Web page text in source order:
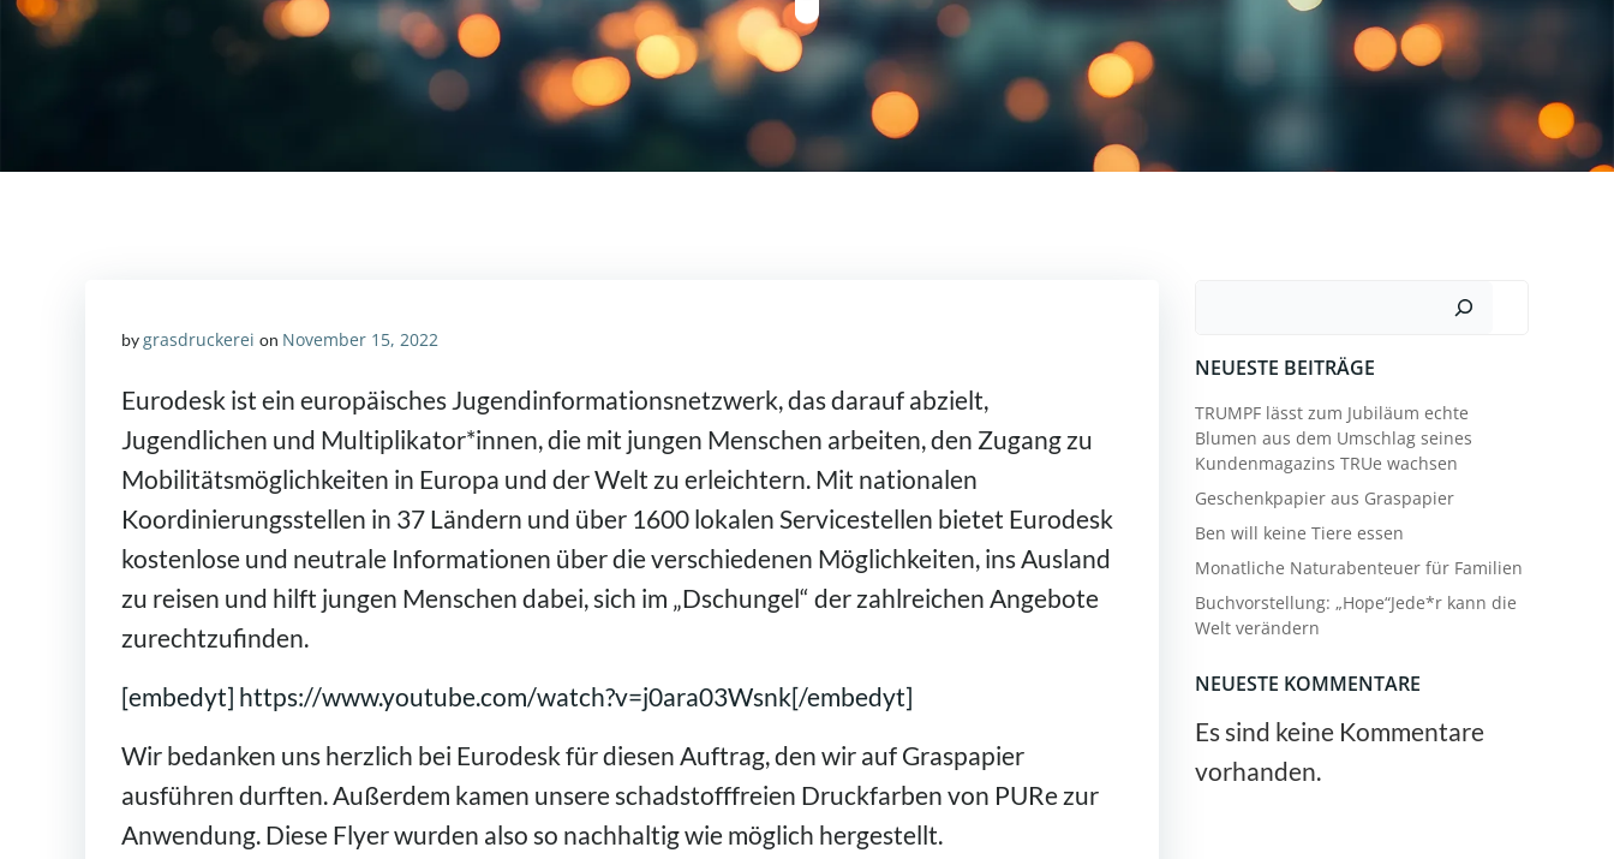
bygrasdruckerei on November 15, 2022
Eurodesk ist ein europäisches Jugendinformationsnetzwerk, das darauf abzielt,
Jugendlichen und Multiplikator*innen, die mit jungen Menschen arbeiten, den Zugang zu
Mobilitätsmöglichkeiten in Europa und der Welt zu erleichtern. Mit nationalen
Koordinierungsstellen in 37 Ländern und über 1600 lokalen Servicestellen bietet Eurodesk
kostenlose und neutrale Informationen über die verschiedenen Möglichkeiten, ins Ausland
zu reisen und hilft jungen Menschen dabei, sich im „Dschungel“ der zahlreichen Angebote
zurechtzufinden.
[embedyt] https://www.youtube.com/watch?v=j0ara03Wsnk[/embedyt]
Wir bedanken uns herzlich bei Eurodesk für diesen Auftrag, den wir auf Graspapier
ausführen durften. Außerdem kamen unsere schadstofffreien Druckfarben von PURe zur
Anwendung. Diese Flyer wurden also so nachhaltig wie möglich hergestellt.
NEUESTE BEITRÄGE
TRUMPF lässt zum Jubiläum echte
Blumen aus dem Umschlag seines
Kundenmagazins TRUe wachsen
Geschenkpapier aus Graspapier
Ben will keine Tiere essen
Monatliche Naturabenteuer für Familien
Buchvorstellung: „Hope“Jede*r kann die
Welt verändern
NEUESTE KOMMENTARE
Es sind keine Kommentare
vorhanden.